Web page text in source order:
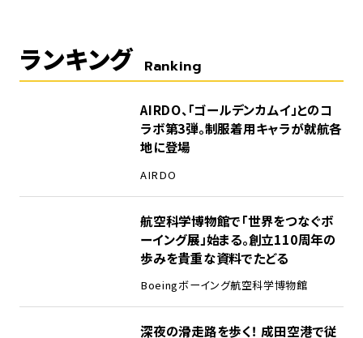
ランキング Ranking
AIRDO、「ゴールデンカムイ」とのコ
ラボ第3弾。制服着用キャラが就航各
地に登場
AIRDO
航空科学博物館で「世界をつなぐボ
ーイング展」始まる。創立110周年の
歩みを貴重な資料でたどる
Boeingボーイング航空科学博物館
深夜の滑走路を歩く！ 成田空港で従